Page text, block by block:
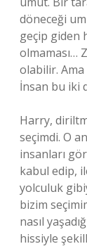
döneceği
geçip giden
olmaması…
olabilir.
İnsan bu iki
Harry,
seçimdi. O
insanları
kabul edip,
yolculuk
bizim
nasıl
hissiyle